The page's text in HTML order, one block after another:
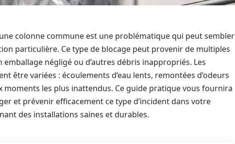
colonne commune est une problématique qui peut sembler
particulière. Ce type de blocage peut provenir de multiples
négligé ou d’autres débris inappropriés. Les
être variées : écoulements d’eau lents, remontées d’odeurs
les plus inattendus. Ce guide pratique vous fournira
et prévenir efficacement ce type d’incident dans votre
des installations saines et durables.